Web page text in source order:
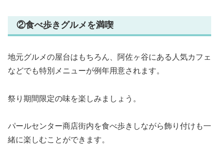
②食べ歩きグルメを満喫
地元グルメの屋台はもちろん、阿佐ヶ谷にある人気カフェ
などでも特別メニューが例年用意されます。
祭り期間限定の味を楽しみましょう。
パールセンター商店街内を食べ歩きしながら飾り付けも一
緒に楽しむことができます。